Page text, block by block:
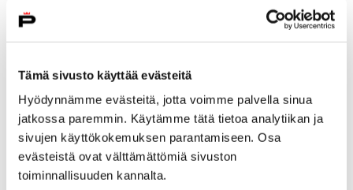
Tämä sivusto käyttää evästeitä
Hyödynnämme evästeitä, jotta voimme palvella sinua
jatkossa paremmin. Käytämme tätä tietoa analytiikan ja
sivujen käyttökokemuksen parantamiseen. Osa
evästeistä ovat välttämättömiä sivuston
toiminnallisuuden kannalta.
Satakirjastot Online
Library